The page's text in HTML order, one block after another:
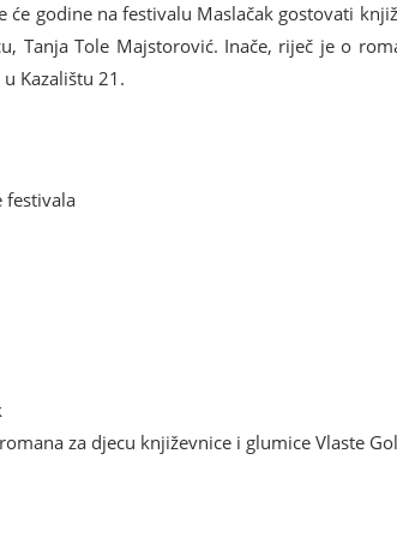
godine na festivalu Maslačak gostovati
Tanja Tole Majstorović. Inače, riječ je o
Kazalištu 21.
festivala
za djecu književnice i glumice Vlaste